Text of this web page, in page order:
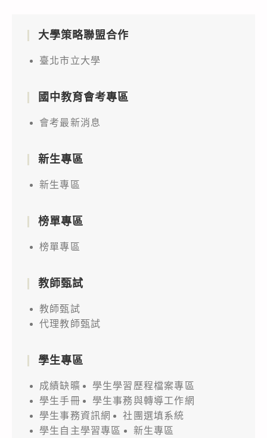
大學策略聯盟合作
臺北市立大學
國中教育會考專區
會考最新消息
新生專區
新生專區
榜單專區
榜單專區
教師甄試
教師甄試
代理教師甄試
學生專區
成績缺曠
學生學習歷程檔案專區
學生手冊
學生事務與轉導工作網
學生事務資訊網
社團選填系統
學生自主學習專區
新生專區